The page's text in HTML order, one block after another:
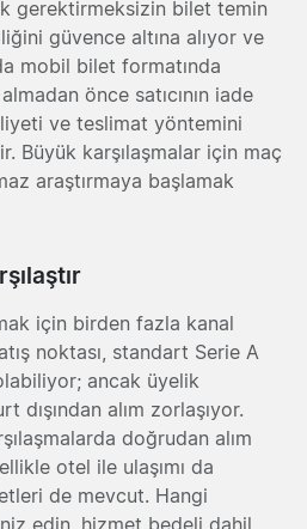
gerektirmeksizin bilet temin
güvence altına alıyor ve
mobil bilet formatında
önce satıcının iade
ve teslimat yöntemini
Büyük karşılaşmalar için maç
araştırmaya başlamak
için birden fazla kanal
noktası, standart Serie A
ancak üyelik
dışından alım zorlaşıyor.
doğrudan alım
otel ile ulaşımı da
de mevcut. Hangi
edin, hizmet bedeli dahil